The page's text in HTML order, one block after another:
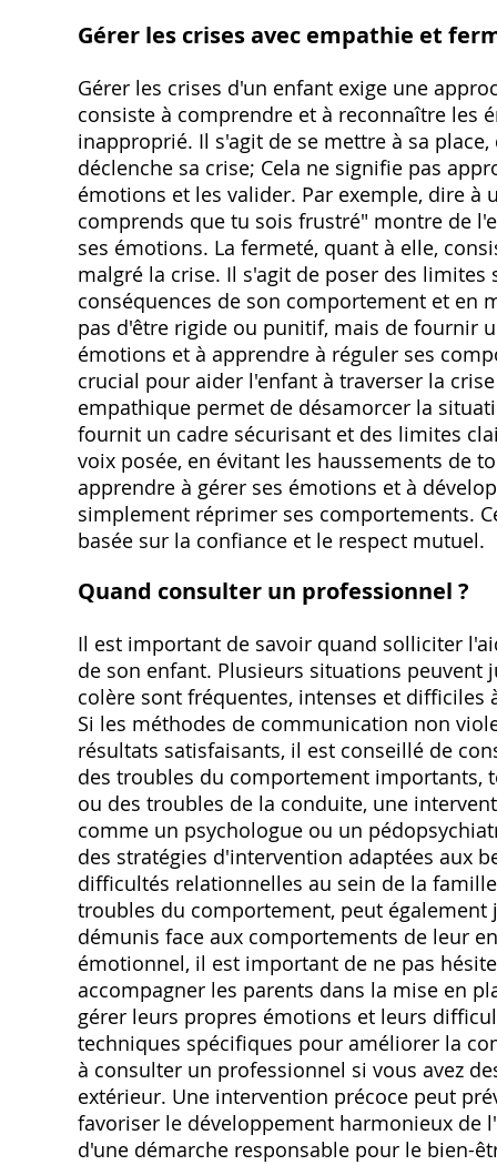
Gérer les crises avec empathie et
Gérer les crises d'un enfant exige une
consiste à comprendre et à reconnaître les
inapproprié. Il s'agit de se mettre à sa
déclenche sa crise; Cela ne signifie pas
émotions et les valider. Par exemple, dire à
comprends que tu sois frustré" montre de
ses émotions. La fermeté, quant à elle,
malgré la crise. Il s'agit de poser des
conséquences de son comportement et en
pas d'être rigide ou punitif, mais de fournir
émotions et à apprendre à réguler ses
crucial pour aider l'enfant à traverser la
empathique permet de désamorcer la
fournit un cadre sécurisant et des limites
voix posée, en évitant les haussements de
apprendre à gérer ses émotions et à
simplement réprimer ses comportements.
basée sur la confiance et le respect mutuel.
Quand consulter un professionnel ?
Il est important de savoir quand solliciter
de son enfant. Plusieurs situations
colère sont fréquentes, intenses et difficiles
Si les méthodes de communication non
résultats satisfaisants, il est conseillé de
des troubles du comportement importants,
ou des troubles de la conduite, une
comme un psychologue ou un
des stratégies d'intervention adaptées aux
difficultés relationnelles au sein de la
troubles du comportement, peut
démunis face aux comportements de leur
émotionnel, il est important de ne pas
accompagner les parents dans la mise en
gérer leurs propres émotions et leurs
techniques spécifiques pour améliorer la
à consulter un professionnel si vous avez
extérieur. Une intervention précoce peut
favoriser le développement harmonieux de
d'une démarche responsable pour le bien-